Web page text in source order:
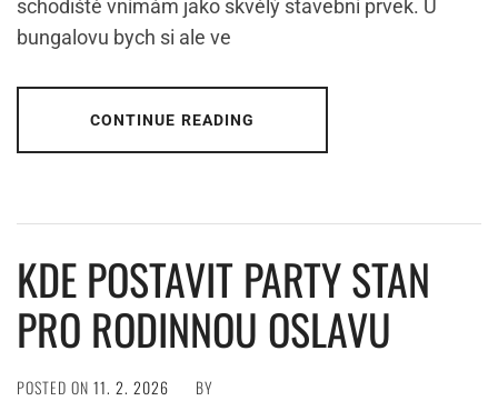
schodiště vnímám jako skvělý stavební prvek. U
bungalovu bych si ale ve
CONTINUE READING
KDE POSTAVIT PARTY STAN
PRO RODINNOU OSLAVU
POSTED ON 11. 2. 2026 BY